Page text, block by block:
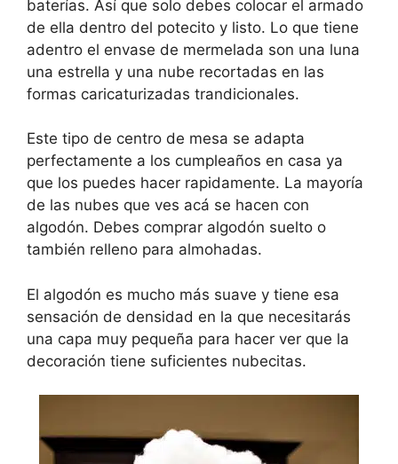
baterías. Así que solo debes colocar el armado
de ella dentro del potecito y listo. Lo que tiene
adentro el envase de mermelada son una luna
una estrella y una nube recortadas en las
formas caricaturizadas trandicionales.
Este tipo de centro de mesa se adapta
perfectamente a los cumpleaños en casa ya
que los puedes hacer rapidamente. La mayoría
de las nubes que ves acá se hacen con
algodón. Debes comprar algodón suelto o
también relleno para almohadas.
El algodón es mucho más suave y tiene esa
sensación de densidad en la que necesitarás
una capa muy pequeña para hacer ver que la
decoración tiene suficientes nubecitas.